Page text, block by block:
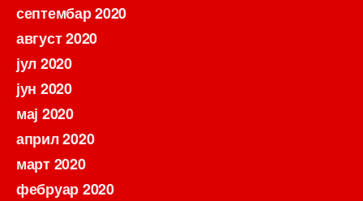
септембар 2020
август 2020
јул 2020
јун 2020
мај 2020
април 2020
март 2020
фебруар 2020